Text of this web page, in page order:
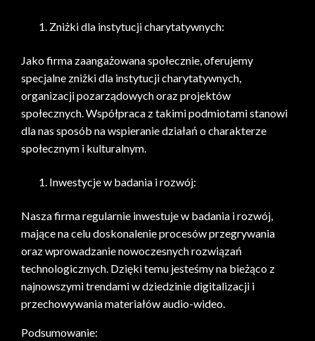
Zniżki dla instytucji charytatywnych:
Jako firma zaangażowana społecznie, oferujemy
specjalne zniżki dla instytucji charytatywnych,
organizacji pozarządowych oraz projektów
społecznych. Współpraca z takimi podmiotami stanowi
dla nas sposób na wspieranie działań o charakterze
społecznym i kulturalnym.
Inwestycje w badania i rozwój:
Nasza firma regularnie inwestuje w badania i rozwój,
mające na celu doskonalenie procesów przegrywania
oraz wprowadzanie nowoczesnych rozwiązań
technologicznych. Dzięki temu jesteśmy na bieżąco z
najnowszymi trendami w dziedzinie digitalizacji i
przechowywania materiałów audio-wideo.
Podsumowanie: